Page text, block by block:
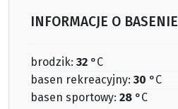
INFORMACJE O BASENIE
brodzik: 32 °C
basen rekreacyjny: 30 °C
basen sportowy: 28 °C